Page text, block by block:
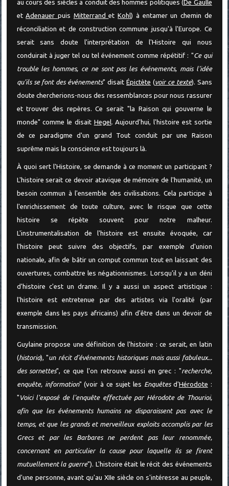
au cours des siècles a conduit des hommes politiques (De Gaulle
etAdenauerpuis MitterrandetKohl) à entamer un chemin de
réconciliation et de construction commune jusqu'à l'Europe. Ce
serait sans doute l'interprétation de l'Histoire qui nous
conduirait à juger tel ou tel événement comme répétitif : "Ce qui
trouble les hommes, ce ne sont pas les événements, mais l'idée
qu'ils se font des événements" disaitÉpictète (voir ce texte). Sans
doute chercherions-nous des ressemblances pour nous rassurer
et trouver des repères. Ce serait "la Raison qui gouverne le
monde" comme le disait Hegel. Aujourd'hui, l'histoire est sortie
de ce paradigme d'un grand Tout conduit par une Raison
suprême mais la conscience est toujours là.
À quoi sert l'Histoire, se demande à ce moment un participant ?
L'histoire serait ce devoir atavique de mémoire de l'humanité, un
besoin commun à l'ensemble des civilisations. Cela participe à
l'enrichissement de toute culture, avec le risque que cette
histoire se répète souvent pour notre malheur.
L'instrumentalisation de l'histoire est ensuite évoquée, car
l'histoire peut suivre des objectifs, par exemple d'union
nationale, afin de bâtir un comput commun tout en laissant des
ouvertures, combattre les négationnismes. Lorsqu'il y a un déni
d'histoire c'est un drame. Il y a aussi un aspect artistique :
l'histoire est entretenue par des artistes via l'oralité (par
exemple dans les pays africains) afin d'être dans un devoir de
transmission.
Guylaine propose une définition de l'histoire : ce serait, en latin
(historia), "un récit d'événements historiques mais aussi fabuleux...
des sornettes", ce que l'on retrouve aussi en grec : "recherche,
enquête, information" (voir à ce sujet les Enquêtesd'Hérodote :
" Voici l'exposé de l'enquête effectuée par Hérodote de Thourioi,
afin que les événements humains ne disparaissent pas avec le
temps, et que les grands et merveilleux exploits accomplis par les
Grecs et par les Barbares ne perdent pas leur renommée,
concernant en particulier la cause pour laquelle ils se firent
mutuellement la guerre"). L'histoire était le récit des événements
d'une personne, avant qu'au XIIe siècle on s'intéresse au peuple,